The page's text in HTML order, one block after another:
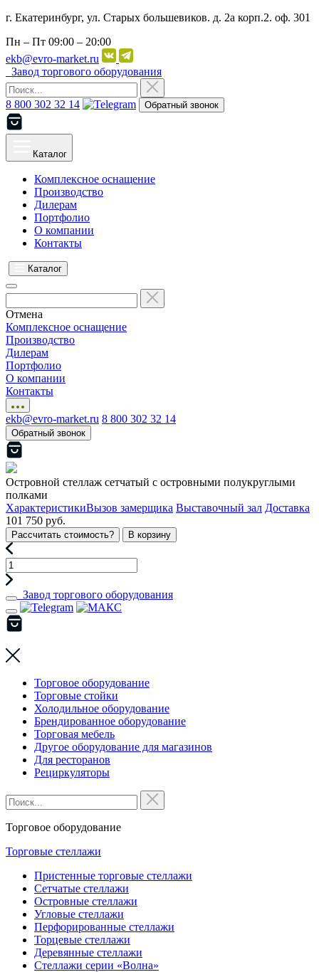
г. Екатеринбург, ул. Старых большевиков. д. 2а корп.2. оф. 301
Пн – Пт 09:00 – 20:00
ekb@evro-market.ru
Завод торгового оборудования
8 800 302 32 14 Обратный звонок
Каталог
Комплексное оснащение
Производство
Дилерам
Портфолио
О компании
Контакты
Каталог
Отмена
Комплексное оснащение
Производство
Дилерам
Портфолио
О компании
Контакты
ekb@evro-market.ru 8 800 302 32 14
Обратный звонок
Островной стеллаж сетчатый с островными полукруглыми
полками
ХарактеристикиВызов замерщика Выставочный зал Доставка
101 750 руб.
Рассчитать стоимость? В корзину
Завод торгового оборудования
Торговое оборудование
Торговые стойки
Холодильное оборудование
Брендированное оборудование
Торговая мебель
Другое оборудование для магазинов
Для ресторанов
Рециркуляторы
Торговое оборудование
Торговые стеллажи
Пристенные торговые стеллажи
Сетчатые стеллажи
Островные стеллажи
Угловые стеллажи
Перфорированные стеллажи
Торцевые стеллажи
Деревянные стеллажи
Стеллажи серии «Волна»